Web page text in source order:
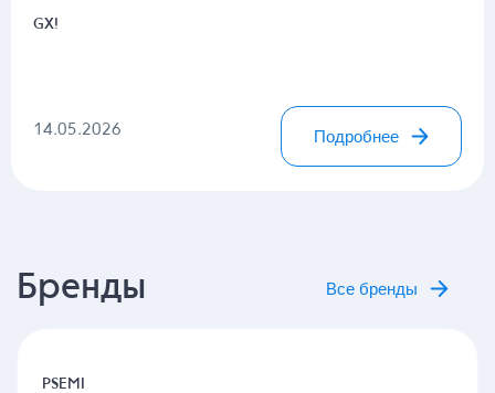
GX!
14.05.2026 Подробнее
Бренды Все бренды
PSEMI